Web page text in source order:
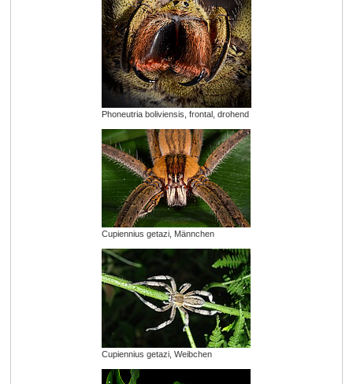
Phoneutria boliviensis, frontal, drohend
Cupiennius getazi, Männchen
Cupiennius getazi, Weibchen